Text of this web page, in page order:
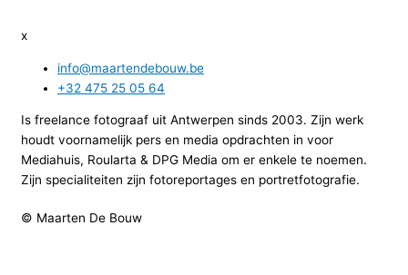
x
info@maartendebouw.be
+32 475 25 05 64
Is freelance fotograaf uit Antwerpen sinds 2003. Zijn werk
houdt voornamelijk pers en media opdrachten in voor
Mediahuis, Roularta & DPG Media om er enkele te noemen.
Zijn specialiteiten zijn fotoreportages en portretfotografie.
© Maarten De Bouw